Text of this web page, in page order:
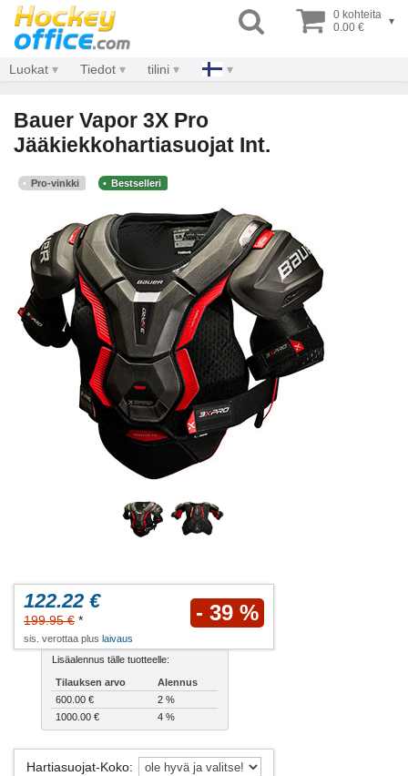
0 kohteita
0.00 €
▾
Luokat Tiedot tilini
Bauer Vapor 3X Pro
Jääkiekkohartiasuojat Int.
Pro-vinkki Bestselleri
122.22 €
199.95 € * - 39 %
sis. verottaa plus laivaus
Lisäalennus tälle tuotteelle:
Tilauksen arvo
Alennus
600.00 €
2 %
1000.00 €
4 %
Hartiasuojat-Koko: